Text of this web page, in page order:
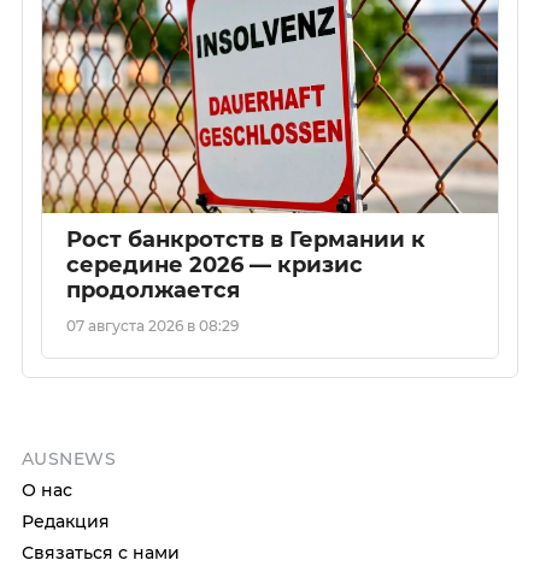
Рост банкротств в Германии к
середине 2026 — кризис
продолжается
07 августа 2026 в 08:29
AUSNEWS
О нас
Редакция
Связаться с нами